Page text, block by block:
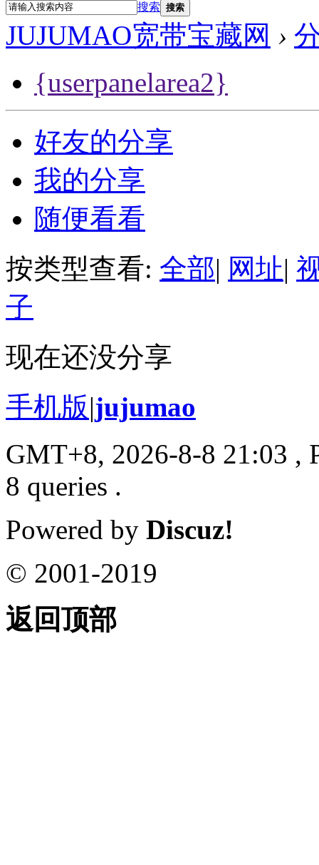
搜索 搜索
JUJUMAO宽带宝藏网 ›
{userpanelarea2}
好友的分享
我的分享
随便看看
按类型查看: 全部| 网址|
子
现在还没分享
手机版|jujumao
GMT+8, 2026-8-8 21:03 ,
8 queries .
Powered by Discuz!
© 2001-2019
返回顶部